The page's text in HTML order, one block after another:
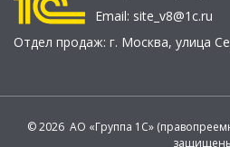
Email: site_v8@1c.ru
Отдел продаж: г. Москва, улица
© 2026 АО «Группа 1С»